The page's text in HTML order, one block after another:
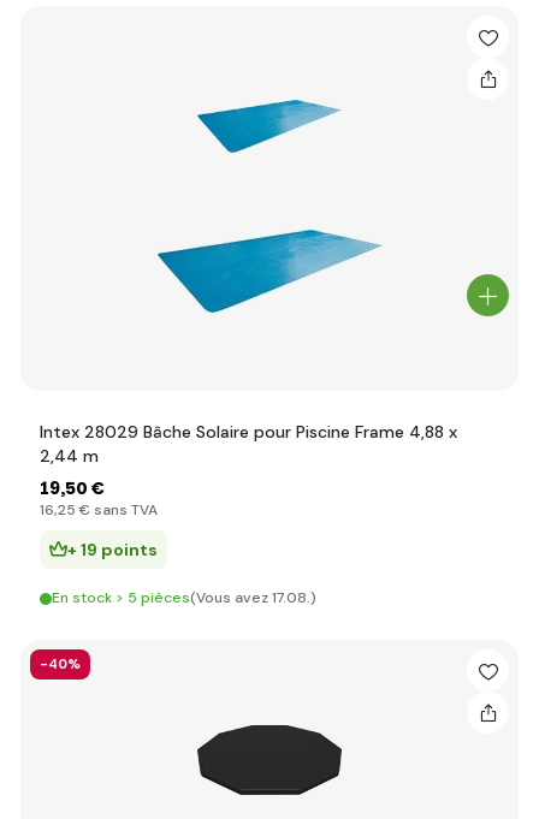
Intex 28029 Bâche Solaire pour Piscine Frame 4,88 x
2,44 m
19,50 €
16,25 € sans TVA
+ 19 points
En stock > 5 pièces(Vous avez 17.08.)
-40%